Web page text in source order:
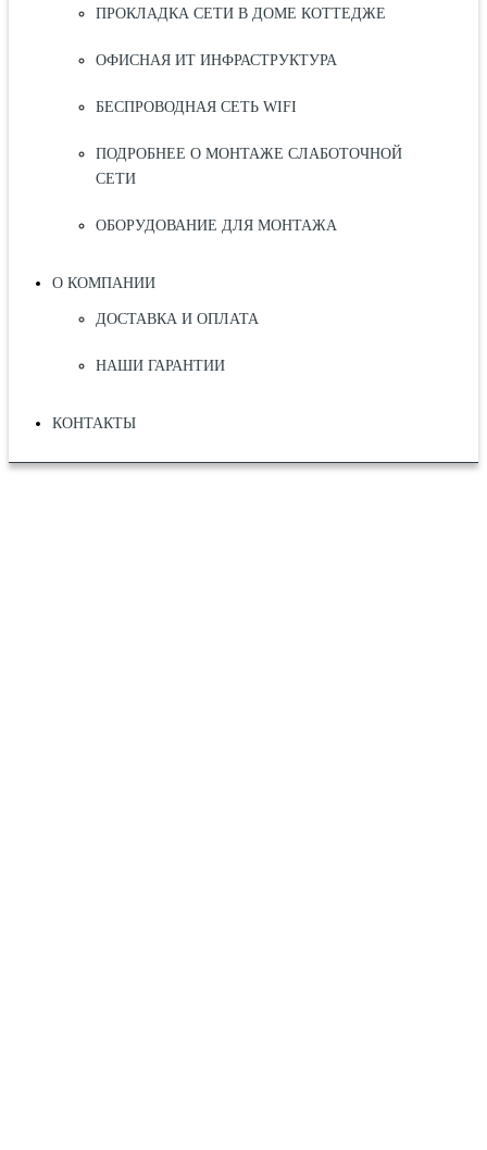
ПРОКЛАДКА СЕТИ В ДОМЕ КОТТЕДЖЕ
ОФИСНАЯ ИТ ИНФРАСТРУКТУРА
БЕСПРОВОДНАЯ СЕТЬ WIFI
ПОДРОБНЕЕ О МОНТАЖЕ СЛАБОТОЧНОЙ
СЕТИ
ОБОРУДОВАНИЕ ДЛЯ МОНТАЖА
О КОМПАНИИ
ДОСТАВКА И ОПЛАТА
НАШИ ГАРАНТИИ
КОНТАКТЫ